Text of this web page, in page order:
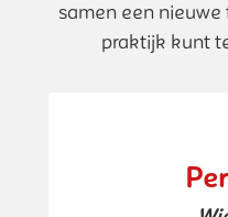
samen een
praktijk kunt